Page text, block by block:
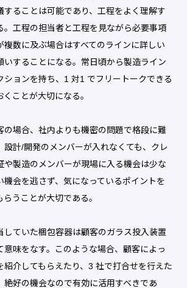
することは可能であり、工程をよく理解す
。工程の担当者と工程を見ながら必要事項
複数に及ぶ場合はすべてのラインに詳しい
いすることになる。常日頃から製造ライン
ションを持ち、1 対1 でフリートークできる
ことが大切になる。
場合、社内よりも機密の問題で格段に難
設計/開発のメンバーが入れなくても、クレ
や製造のメンバーが現場に入る機会は少な
機会を逃さず、気になっているポイントを
うことが大切である。
ていた梱包容器は顧客のガラス投入装置
意味をなす。このような場合、顧客によっ
紹介してもらえたり、3 社で打合せを行えた
絶好の機会なので有効に活用すべきであ